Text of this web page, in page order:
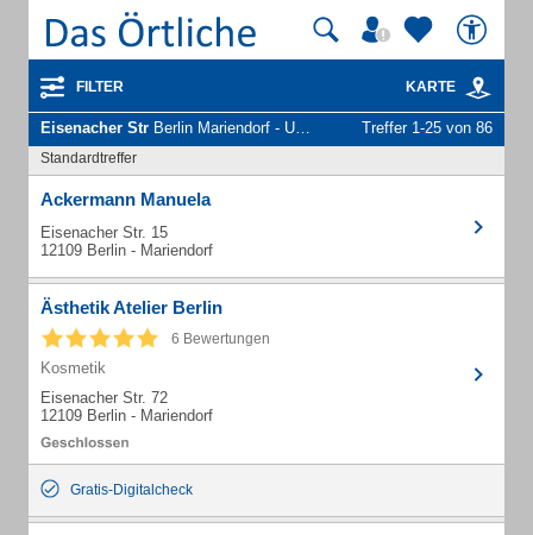
FILTER KARTE
Eisenacher Str Berlin Mariendorf - Unternehmen und Personen Treffer 1-25 von 86
Standardtreffer
Ackermann Manuela
Eisenacher Str. 15
12109 Berlin - Mariendorf
Ästhetik Atelier Berlin
6 Bewertungen
Kosmetik
Eisenacher Str. 72
12109 Berlin - Mariendorf
Gratis-Digitalcheck